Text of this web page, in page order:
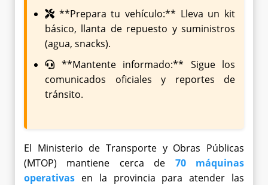
**Prepara tu vehículo:** Lleva un kit
básico, llanta de repuesto y suministros
(agua, snacks).
**Mantente informado:** Sigue los
comunicados oficiales y reportes de
tránsito.
El Ministerio de Transporte y Obras Públicas
(MTOP) mantiene cerca de 70 máquinas
operativas en la provincia para atender las